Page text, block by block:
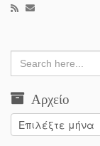
Search
for:
Αρχείο
Αρχείο